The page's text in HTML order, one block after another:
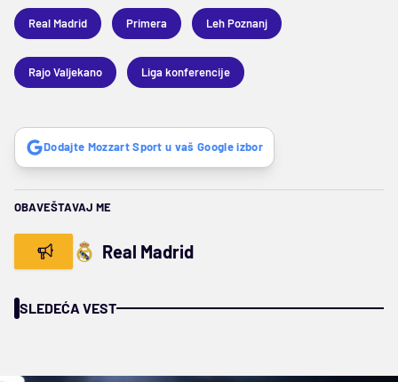
Real Madrid Primera Leh Poznanj
Rajo Valjekano Liga konferencije
Dodajte Mozzart Sport u vaš Google izbor
OBAVEŠTAVAJ ME
Real Madrid
SLEDEĆA VEST